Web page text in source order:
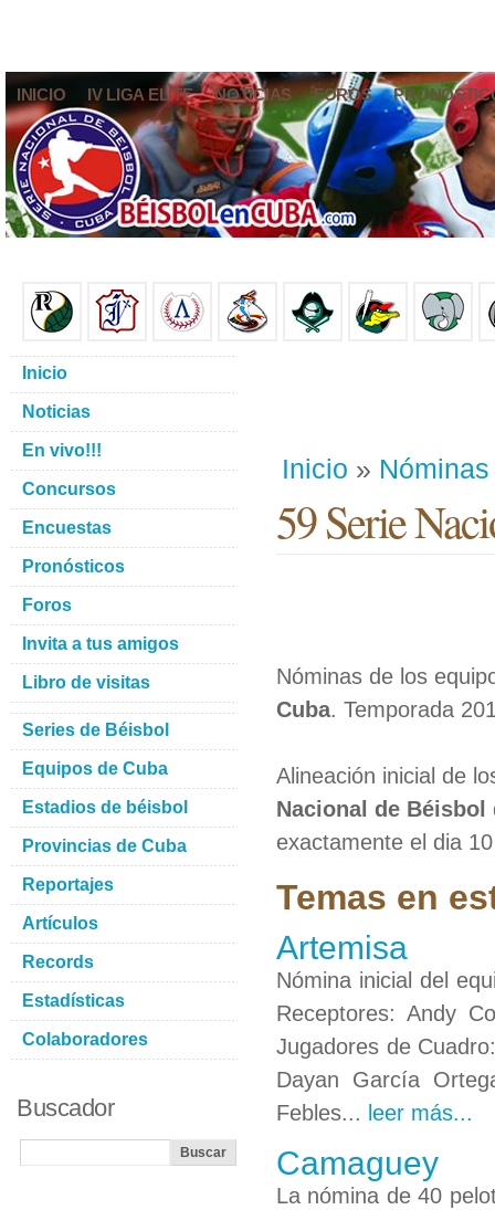
INICIO IV LIGA ELITE NOTICIAS FOROS
Inicio » Nóminas
59 Serie
Nóminas de los
Cuba. Temporada
Alineación inicial de
Nacional de Béisbol
exactamente el dia
Temas en
Artemisa
Nómina inicial del
Receptores: Andy
Jugadores de
Dayan García
Febles... leer más...
Camaguey
La nómina de 40
Inicio
Noticias
En vivo!!!
Concursos
Encuestas
Pronósticos
Foros
Invita a tus amigos
Libro de visitas
Series de Béisbol
Equipos de Cuba
Estadios de béisbol
Provincias de Cuba
Reportajes
Artículos
Records
Estadísticas
Colaboradores
Buscador